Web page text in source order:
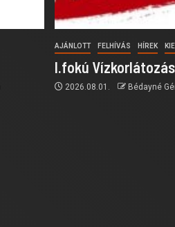
AJÁNLOTT FELHÍVÁS HÍREK
I.fokú
2026.08.01. Bédayné